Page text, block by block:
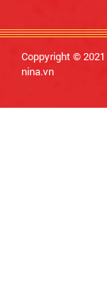
Coppyright © 2021
nina.vn